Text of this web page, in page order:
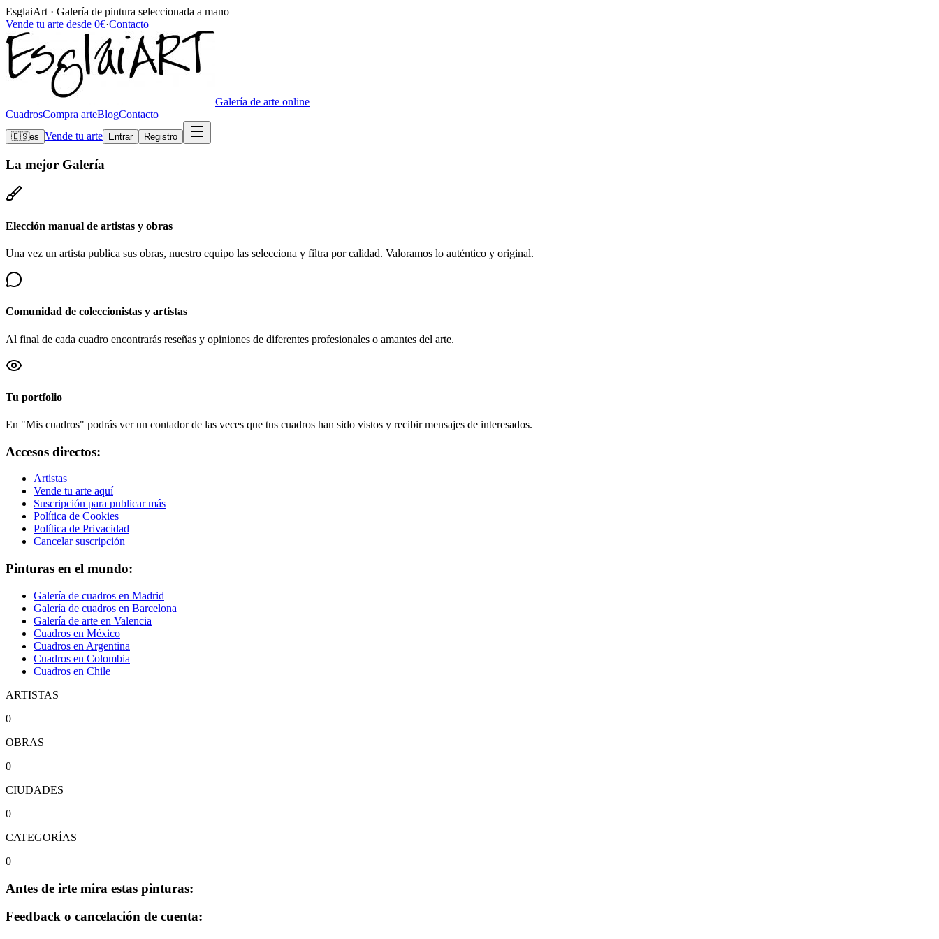
EsglaiArt · Galería de pintura seleccionada a mano
Vende tu arte desde 0€·Contacto
Galería de arte online
CuadrosCompra arteBlogContacto
🇪🇸es Vende tu arte Entrar Registro
La mejor Galería
Elección manual de artistas y obras
Una vez un artista publica sus obras, nuestro equipo las selecciona y filtra por calidad. Valoramos lo auténtico y original.
Comunidad de coleccionistas y artistas
Al final de cada cuadro encontrarás reseñas y opiniones de diferentes profesionales o amantes del arte.
Tu portfolio
En "Mis cuadros" podrás ver un contador de las veces que tus cuadros han sido vistos y recibir mensajes de interesados.
Accesos directos:
Artistas
Vende tu arte aquí
Suscripción para publicar más
Política de Cookies
Política de Privacidad
Cancelar suscripción
Pinturas en el mundo:
Galería de cuadros en Madrid
Galería de cuadros en Barcelona
Galería de arte en Valencia
Cuadros en México
Cuadros en Argentina
Cuadros en Colombia
Cuadros en Chile
ARTISTAS
0
OBRAS
0
CIUDADES
0
CATEGORÍAS
0
Antes de irte mira estas pinturas:
Feedback o cancelación de cuenta: